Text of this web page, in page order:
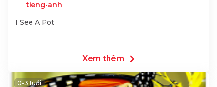
tieng-anh
I See A Pot
Xem thêm
0-3 tuổi